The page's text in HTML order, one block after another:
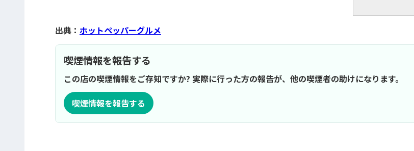
出典： ホットペッパーグルメ
喫煙情報を報告する
この店の喫煙情報をご存知ですか? 実際に行った方の報告が、他の喫煙者の助けになります。
喫煙情報を報告する